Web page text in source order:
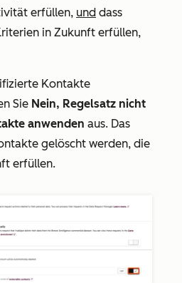
erfüllen, und dass
in Zukunft erfüllen,
Kontakte
Sie Nein, Regelsatz nicht
anwenden aus. Das
gelöscht werden, die
erfüllen.